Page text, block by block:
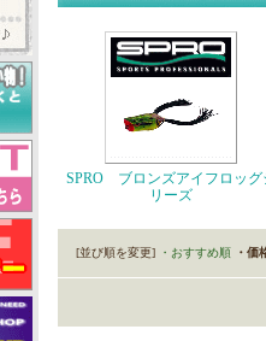
SPRO ブロンズアイフロッグ
リーズ
[並び順を変更] ・おすすめ順 ・価